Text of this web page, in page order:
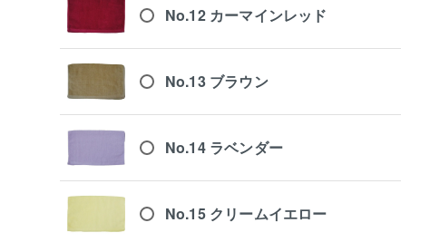
No.12 カーマインレッド
No.13 ブラウン
No.14 ラベンダー
No.15 クリームイエロー